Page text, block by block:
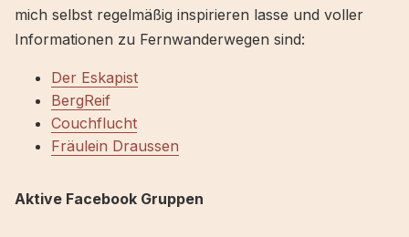
mich selbst regelmäßig inspirieren lasse und voller
Informationen zu Fernwanderwegen sind:
Der Eskapist
BergReif
Couchflucht
Fräulein Draussen
Aktive Facebook Gruppen